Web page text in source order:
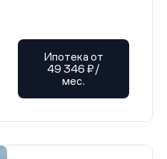
Ипотека от
49 346 ₽/
мес.